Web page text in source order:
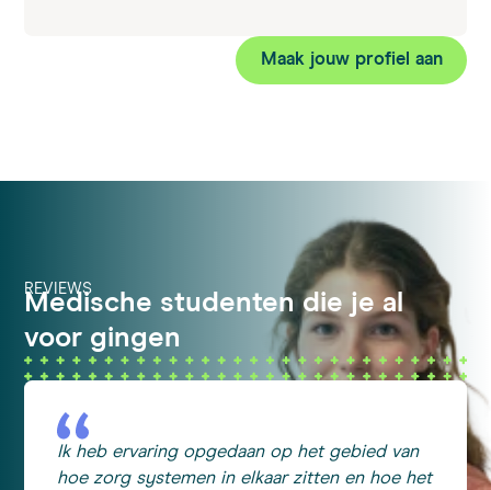
Maak jouw profiel aan
REVIEWS
Medische studenten die je al
voor gingen
Ik heb ervaring opgedaan op het gebied van
hoe zorg systemen in elkaar zitten en hoe het